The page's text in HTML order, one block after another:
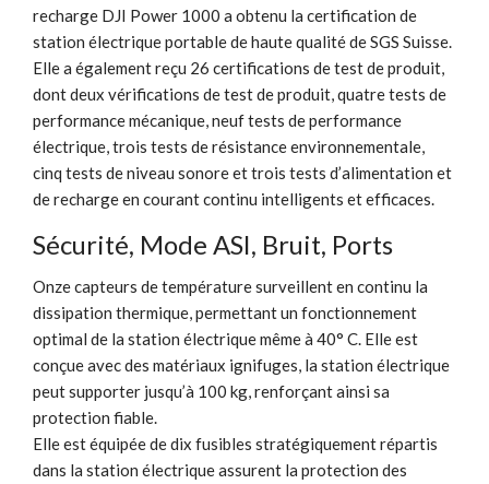
recharge DJI Power 1000 a obtenu la certification de
station électrique portable de haute qualité de SGS Suisse.
Elle a également reçu 26 certifications de test de produit,
dont deux vérifications de test de produit, quatre tests de
performance mécanique, neuf tests de performance
électrique, trois tests de résistance environnementale,
cinq tests de niveau sonore et trois tests d’alimentation et
de recharge en courant continu intelligents et efficaces.
Sécurité, Mode ASI, Bruit, Ports
Onze capteurs de température surveillent en continu la
dissipation thermique, permettant un fonctionnement
optimal de la station électrique même à 40° C. Elle est
conçue avec des matériaux ignifuges, la station électrique
peut supporter jusqu’à 100 kg, renforçant ainsi sa
protection fiable.
Elle est équipée de dix fusibles stratégiquement répartis
dans la station électrique assurent la protection des